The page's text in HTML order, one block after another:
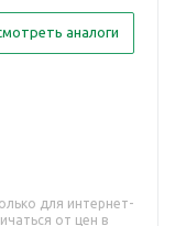
аналоги
для интернет-
от цен в